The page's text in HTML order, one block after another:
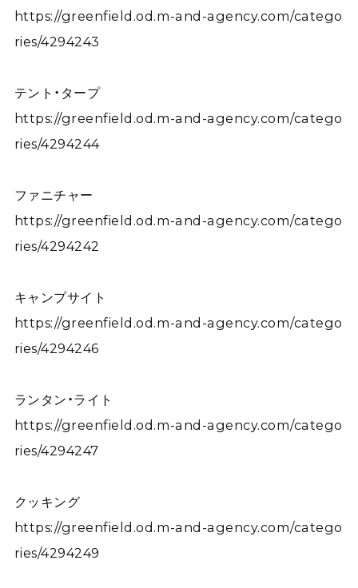
https://greenfield.od.m-and-agency.com/catego
ries/4294243
テント・タープ
https://greenfield.od.m-and-agency.com/catego
ries/4294244
ファニチャー
https://greenfield.od.m-and-agency.com/catego
ries/4294242
キャンプサイト
https://greenfield.od.m-and-agency.com/catego
ries/4294246
ランタン・ライト
https://greenfield.od.m-and-agency.com/catego
ries/4294247
クッキング
https://greenfield.od.m-and-agency.com/catego
ries/4294249